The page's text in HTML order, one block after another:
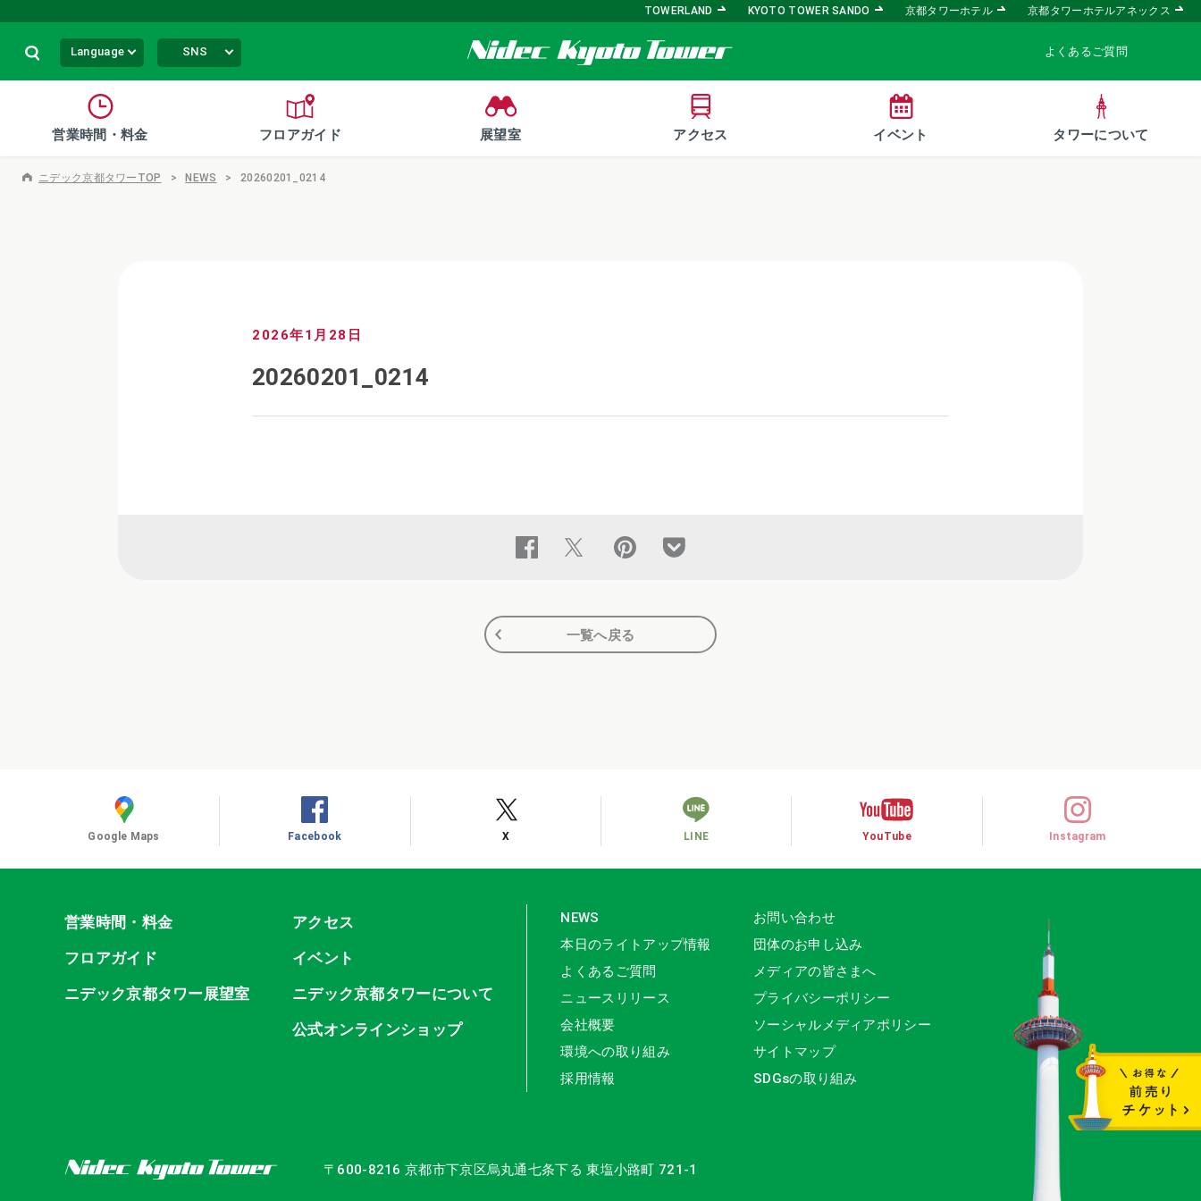
TOWERLAND KYOTO TOWER SANDO 京都タワーホテル 京都タワーホテルアネックス
Language SNS よくあるご質問
営業時間・料金 フロアガイド 展望室 アクセス イベント タワーについて
ニデック京都タワーTOP NEWS 20260201_0214
2026年1月28日
20260201_0214
一覧へ戻る
Google Maps Facebook X LINE YouTube Instagram
営業時間・料金
フロアガイド
ニデック京都タワー展望室
アクセス
イベント
ニデック京都タワーについて
公式オンラインショップ
NEWS
本日のライトアップ情報
よくあるご質問
ニュースリリース
会社概要
環境への取り組み
採用情報
お問い合わせ
団体のお申し込み
メディアの皆さまへ
プライバシーポリシー
ソーシャルメディアポリシー
サイトマップ
SDGsの取り組み
〒600-8216 京都市下京区烏丸通七条下る 東塩小路町 721-1